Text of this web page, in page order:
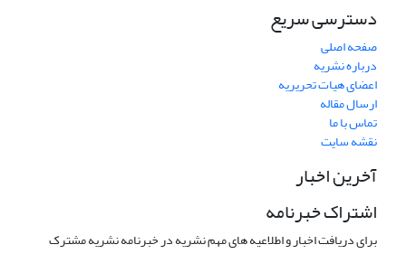
دسترسی سریع
صفحه اصلی
درباره نشریه
اعضای هیات تحریریه
ارسال مقاله
تماس با ما
نقشه سایت
آخرین اخبار
اشتراک خبرنامه
برای دریافت اخبار و اطلاعیه های مهم نشریه در خبرنامه نشریه مشترک